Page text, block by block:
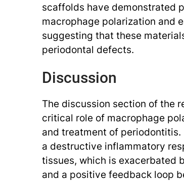
scaffolds have demonstrated
macrophage polarization and
suggesting that these
periodontal defects.
Discussion
The discussion section of the
critical role of macrophage
and treatment of
a destructive inflammatory
tissues, which is exacerbated
and a positive feedback loop